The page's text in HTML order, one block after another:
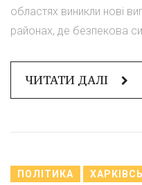
областях виникли нові
районах, де безпекова
ЧИТАТИ ДАЛІ
ПОЛІТИКА